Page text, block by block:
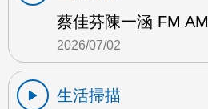
蔡佳芬陳一涵 FM AM
2026/07/02
生活掃描